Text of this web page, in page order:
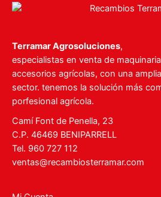
Terramar Agrosoluciones,
especialistas en venta de
accesorios agrícolas, con una
sector. tenemos la solución más
porfesional agrícola.
Camí Font de Penella, 23
C.P. 46469 BENIPARRELL
Tel. 960 727 112
ventas@recambiosterramar.com